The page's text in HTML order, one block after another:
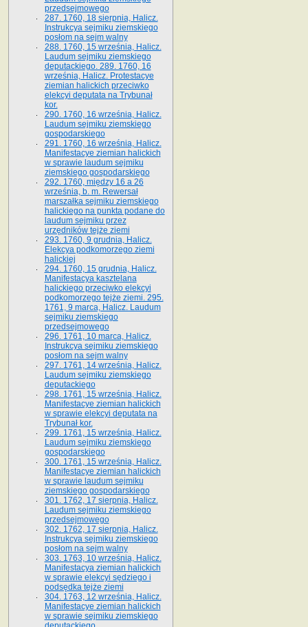
przedsejmowego
287. 1760, 18 sierpnia, Halicz.
Instrukcya sejmiku ziemskiego
posłom na sejm walny
288. 1760, 15 września, Halicz.
Laudum sejmiku ziemskiego
deputackiego. 289. 1760, 16
września, Halicz. Protestacye
ziemian halickich przeciwko
elekcyi deputata na Trybunał
kor.
290. 1760, 16 września, Halicz.
Laudum sejmiku ziemskiego
gospodarskiego
291. 1760, 16 września, Halicz.
Manifestacye ziemian halickich
w sprawie laudum sejmiku
ziemskiego gospodarskiego
292. 1760, między 16 a 26
września, b. m. Rewersał
marszałka sejmiku ziemskiego
halickiego na punkta podane do
laudum sejmiku przez
urzędników tejże ziemi
293. 1760, 9 grudnia, Halicz.
Elekcya podkomorzego ziemi
halickiej
294. 1760, 15 grudnia, Halicz.
Manifestacya kasztelana
halickiego przeciwko elekcyi
podkomorzego tejże ziemi. 295.
1761, 9 marca, Halicz. Laudum
sejmiku ziemskiego
przedsejmowego
296. 1761, 10 marca, Halicz.
Instrukcya sejmiku ziemskiego
posłom na sejm walny
297. 1761, 14 września, Halicz.
Laudum sejmiku ziemskiego
deputackiego
298. 1761, 15 września, Halicz.
Manifestacye ziemian halickich
w sprawie elekcyi deputata na
Trybunał kor.
299. 1761, 15 września, Halicz.
Laudum sejmiku ziemskiego
gospodarskiego
300. 1761, 15 września, Halicz.
Manifestacye ziemian halickich
w sprawie laudum sejmiku
ziemskiego gospodarskiego
301. 1762, 17 sierpnia, Halicz.
Laudum sejmiku ziemskiego
przedsejmowego
302. 1762, 17 sierpnia, Halicz.
Instrukcya sejmiku ziemskiego
posłom na sejm walny
303. 1763, 10 września, Halicz.
Manifestacya ziemian halickich
w sprawie elekcyi sędziego i
podsędka tejże ziemi
304. 1763, 12 września, Halicz.
Manifestacye ziemian halickich
w sprawie sejmiku ziemskiego